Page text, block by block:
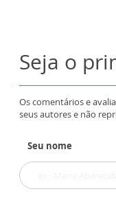
Seja o
Os comentários e
seus autores e não
Seu nome